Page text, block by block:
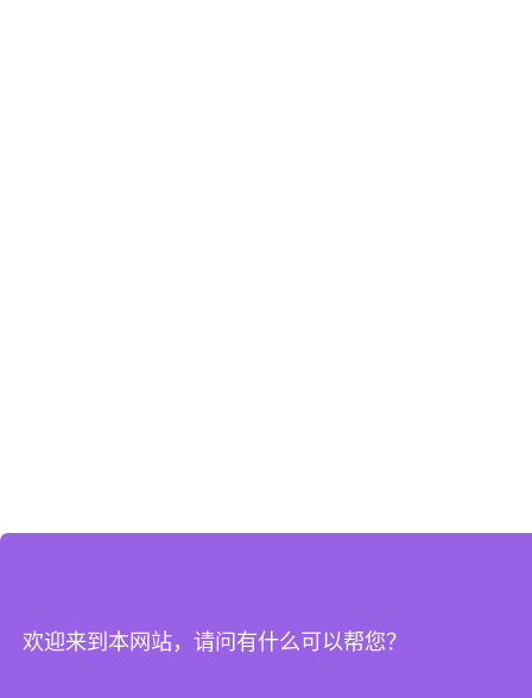
欢迎来到本网站，请问有什么可以帮您？